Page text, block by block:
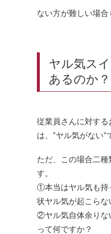
ない方が難しい場合
ヤル気ス
あるのか？
従業員さんに対す
は、”ヤル気がない”
ただ、この場合二種
す。
①本当はヤル気も持
状ヤル気が起こらな
②ヤル気自体余りな
って何ですか？